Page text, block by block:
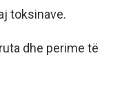
toksinave.
dhe perime të